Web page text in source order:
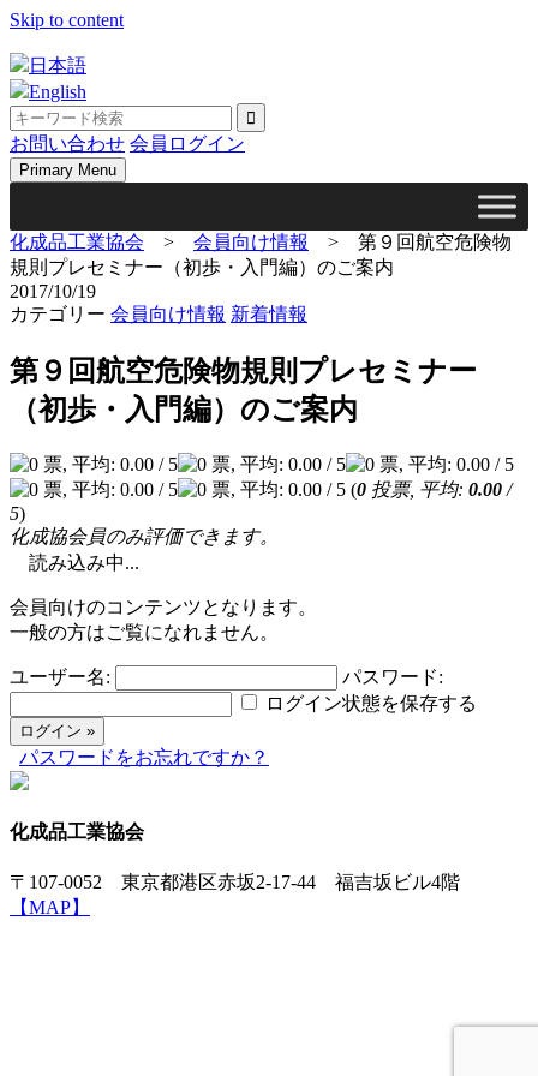
Skip to content
日本語
English
お問い合わせ 会員ログイン
Primary Menu
化成品工業協会 > 会員向け情報 > 第９回航空危険物
規則プレセミナー（初歩・入門編）のご案内
2017/10/19
カテゴリー 会員向け情報 新着情報
第９回航空危険物規則プレセミナー
（初歩・入門編）のご案内
(0 投票, 平均: 0.00 /
5)
化成協会員のみ評価できます。
読み込み中...
会員向けのコンテンツとなります。
一般の方はご覧になれません。
ユーザー名:
パスワード:
ログイン状態を保存する
パスワードをお忘れですか？
化成品工業協会
〒107-0052 東京都港区赤坂2-17-44 福吉坂ビル4階
【MAP】